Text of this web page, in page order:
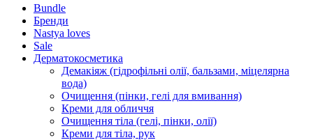
Bundle
Бренди
Nastya loves
Sale
Дерматокосметика
Демакіяж (гідрофільні олії, бальзами, міцелярна
вода)
Очищення (пінки, гелі для вмивання)
Креми для обличчя
Очищення тіла (гелі, пінки, олії)
Креми для тіла, рук